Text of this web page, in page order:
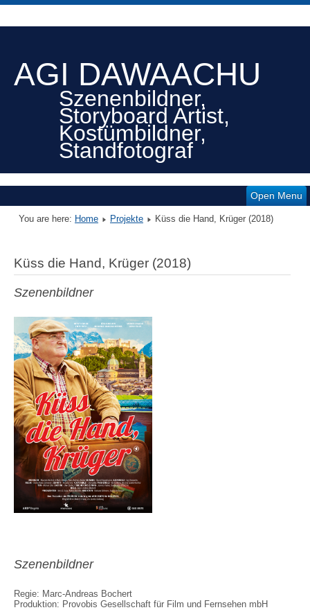
AGI DAWAACHU
Szenenbildner,
Storyboard Artist,
Kostümbildner,
Standfotograf
Open Menu
You are here: Home Projekte Küss die Hand, Krüger (2018)
Küss die Hand, Krüger (2018)
Szenenbildner
Szenenbildner
Regie: Marc-Andreas Bochert
Produktion: Provobis Gesellschaft für Film und Fernsehen mbH